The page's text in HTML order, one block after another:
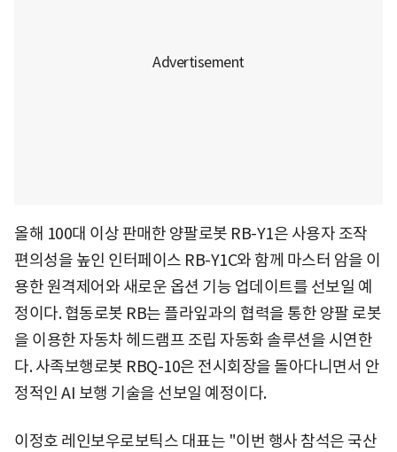
올해 100대 이상 판매한 양팔로봇 RB-Y1은 사용자 조작
편의성을 높인 인터페이스 RB-Y1C와 함께 마스터 암을 이
용한 원격제어와 새로운 옵션 기능 업데이트를 선보일 예
정이다. 협동로봇 RB는 플라잎과의 협력을 통한 양팔 로봇
을 이용한 자동차 헤드램프 조립 자동화 솔루션을 시연한
다. 사족보행로봇 RBQ-10은 전시회장을 돌아다니면서 안
정적인 AI 보행 기술을 선보일 예정이다.
이정호 레인보우로보틱스 대표는 "이번 행사 참석은 국산